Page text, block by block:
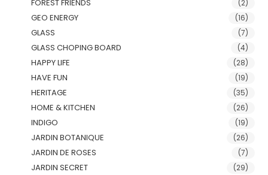
FOREST FRIENDS (2)
GEO ENERGY (16)
GLASS (7)
GLASS CHOPING BOARD (4)
HAPPY LIFE (28)
HAVE FUN (19)
HERITAGE (35)
HOME & KITCHEN (26)
INDIGO (19)
JARDIN BOTANIQUE (26)
JARDIN DE ROSES (7)
JARDIN SECRET (29)